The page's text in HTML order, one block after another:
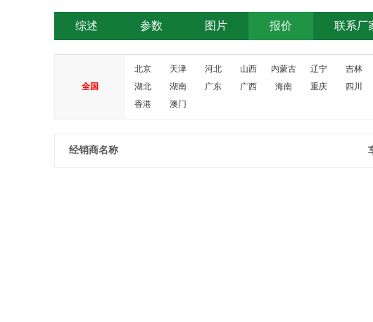
综述 参数 图片 报价 联系厂
全国
北京 天津 河北 山西 内蒙古 辽宁 吉林
湖北
湖南 广东 广西 海南 重庆 四川
香港
澳门
经销商名称